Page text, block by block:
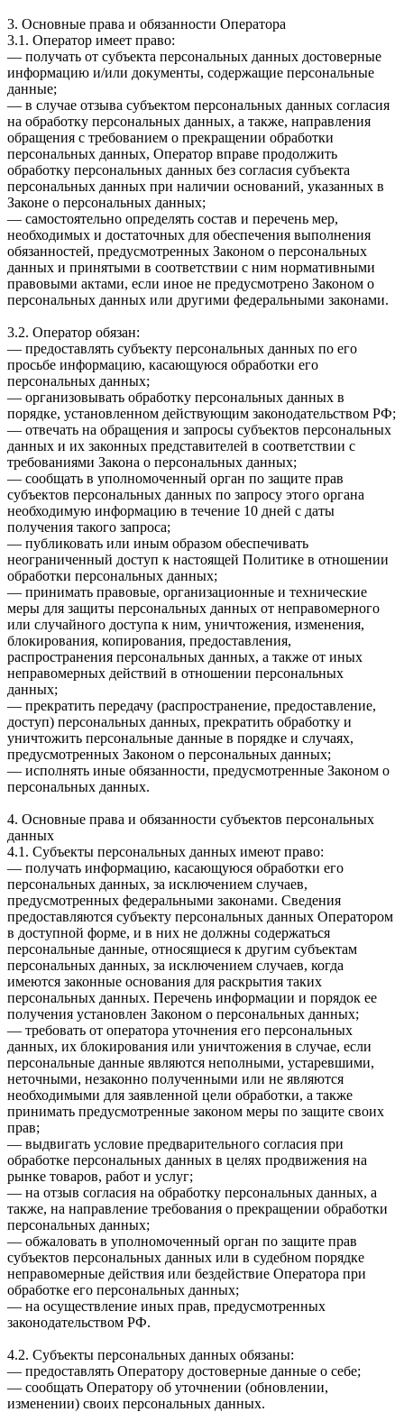
3. Основные права и обязанности Оператора
3.1. Оператор имеет право:
— получать от субъекта персональных данных достоверные
информацию и/или документы, содержащие персональные
данные;
— в случае отзыва субъектом персональных данных согласия
на обработку персональных данных, а также, направления
обращения с требованием о прекращении обработки
персональных данных, Оператор вправе продолжить
обработку персональных данных без согласия субъекта
персональных данных при наличии оснований, указанных в
Законе о персональных данных;
— самостоятельно определять состав и перечень мер,
необходимых и достаточных для обеспечения выполнения
обязанностей, предусмотренных Законом о персональных
данных и принятыми в соответствии с ним нормативными
правовыми актами, если иное не предусмотрено Законом о
персональных данных или другими федеральными законами.
3.2. Оператор обязан:
— предоставлять субъекту персональных данных по его
просьбе информацию, касающуюся обработки его
персональных данных;
— организовывать обработку персональных данных в
порядке, установленном действующим законодательством РФ;
— отвечать на обращения и запросы субъектов персональных
данных и их законных представителей в соответствии с
требованиями Закона о персональных данных;
— сообщать в уполномоченный орган по защите прав
субъектов персональных данных по запросу этого органа
необходимую информацию в течение 10 дней с даты
получения такого запроса;
— публиковать или иным образом обеспечивать
неограниченный доступ к настоящей Политике в отношении
обработки персональных данных;
— принимать правовые, организационные и технические
меры для защиты персональных данных от неправомерного
или случайного доступа к ним, уничтожения, изменения,
блокирования, копирования, предоставления,
распространения персональных данных, а также от иных
неправомерных действий в отношении персональных
данных;
— прекратить передачу (распространение, предоставление,
доступ) персональных данных, прекратить обработку и
уничтожить персональные данные в порядке и случаях,
предусмотренных Законом о персональных данных;
— исполнять иные обязанности, предусмотренные Законом о
персональных данных.
4. Основные права и обязанности субъектов персональных
данных
4.1. Субъекты персональных данных имеют право:
— получать информацию, касающуюся обработки его
персональных данных, за исключением случаев,
предусмотренных федеральными законами. Сведения
предоставляются субъекту персональных данных Оператором
в доступной форме, и в них не должны содержаться
персональные данные, относящиеся к другим субъектам
персональных данных, за исключением случаев, когда
имеются законные основания для раскрытия таких
персональных данных. Перечень информации и порядок ее
получения установлен Законом о персональных данных;
— требовать от оператора уточнения его персональных
данных, их блокирования или уничтожения в случае, если
персональные данные являются неполными, устаревшими,
неточными, незаконно полученными или не являются
необходимыми для заявленной цели обработки, а также
принимать предусмотренные законом меры по защите своих
прав;
— выдвигать условие предварительного согласия при
обработке персональных данных в целях продвижения на
рынке товаров, работ и услуг;
— на отзыв согласия на обработку персональных данных, а
также, на направление требования о прекращении обработки
персональных данных;
— обжаловать в уполномоченный орган по защите прав
субъектов персональных данных или в судебном порядке
неправомерные действия или бездействие Оператора при
обработке его персональных данных;
— на осуществление иных прав, предусмотренных
законодательством РФ.
4.2. Субъекты персональных данных обязаны:
— предоставлять Оператору достоверные данные о себе;
— сообщать Оператору об уточнении (обновлении,
изменении) своих персональных данных.